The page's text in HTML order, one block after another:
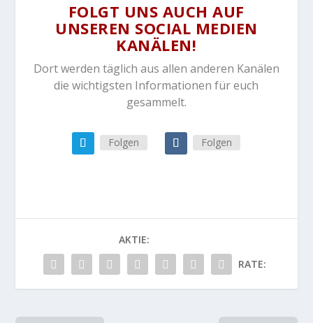
FOLGT UNS AUCH AUF
UNSEREN SOCIAL MEDIEN
KANÄLEN!
Dort werden täglich aus allen anderen Kanälen
die wichtigsten Informationen für euch
gesammelt.
Folgen Folgen
AKTIE:
RATE: